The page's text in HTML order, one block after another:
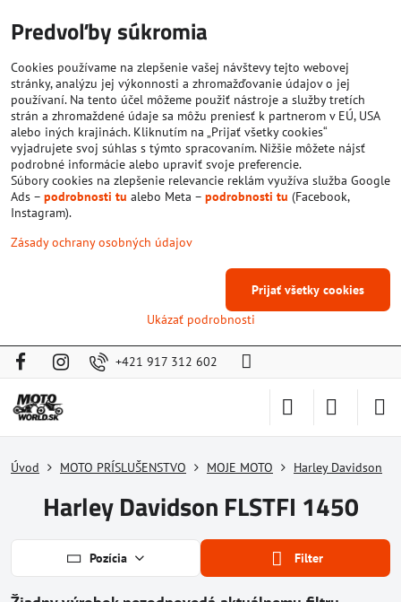
+421 917 312 602
Úvod MOTO PRÍSLUŠENSTVO MOJE MOTO Harley Davidson
Harley Davidson FLSTFI 1450
Pozícia Filter
Predvoľby súkromia
Cookies používame na zlepšenie vašej návštevy tejto webovej
stránky, analýzu jej výkonnosti a zhromažďovanie údajov o jej
používaní. Na tento účel môžeme použiť nástroje a služby tretích
strán a zhromaždené údaje sa môžu preniesť k partnerom v EÚ, USA
alebo iných krajinách. Kliknutím na „Prijať všetky cookies“
vyjadrujete svoj súhlas s týmto spracovaním. Nižšie môžete nájsť
podrobné informácie alebo upraviť svoje preferencie.
Súbory cookies na zlepšenie relevancie reklám využíva služba Google
Ads – podrobnosti tu alebo Meta – podrobnosti tu (Facebook,
Instagram).
Zásady ochrany osobných údajov
Ukázať podrobnosti
Prijať všetky cookies